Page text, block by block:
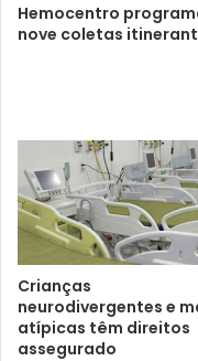
Hemocentro
nove coletas
Crianças
neurodivergentes e
atípicas têm direitos
assegurado